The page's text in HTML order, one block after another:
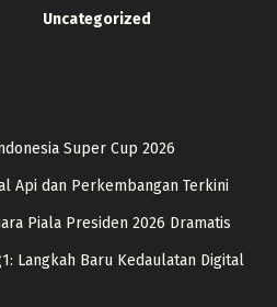
Uncategorized
Super Cup 2026
Api dan Perkembangan Terkini
Piala Presiden 2026 Dramatis
Langkah Baru Kedaulatan Digital